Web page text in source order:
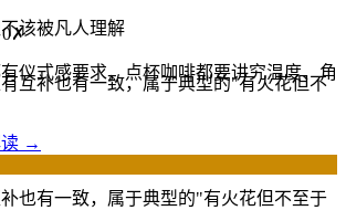
0✗
互补也有一致，属于典型的"有火花但不
也有一致，属于典型的"有火花但不至于
该被凡人理解
仪式感要求，点杯咖啡都要讲究温度、角
读 →